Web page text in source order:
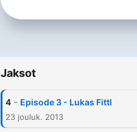
Jaksot
4 - Episode 3 - Lukas Fittl
23 jouluk. 2013